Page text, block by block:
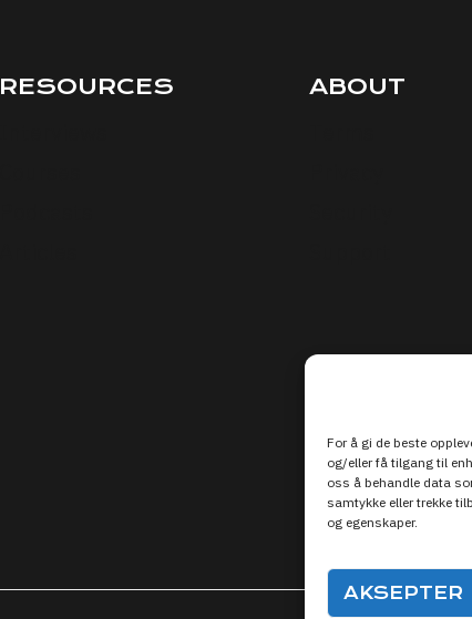
For å gi de beste
og/eller få tilgang til
oss å behandle data
samtykke eller trekke
og egenskaper.
AKSEPTER
RESOURCES ABOUT